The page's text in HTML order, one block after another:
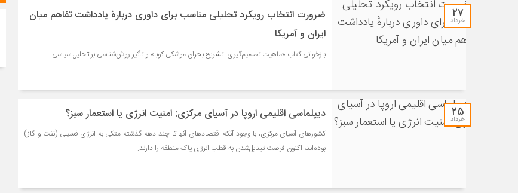
۲۷
خرداد
ضرورت انتخاب رویکرد تحلیلی مناسب برای داوری دربارهٔ یادداشت تفاهم میان
ایران و آمریکا
بازخوانی کتاب «ماهیت تصمیم‌گیری: تشریح بحران موشکی کوبا» و تأثیر روش‌شناسی بر تحلیل سیاسی
۲۵
خرداد دیپلماسی اقلیمی اروپا در آسیای مرکزی: امنیت انرژی یا استعمار سبز؟
کشورهای آسیای مرکزی، با وجود آنکه اقتصادهای آنها تا چند دهه گذشته متکی به انرژی فسیلی (نفت و گاز)
بوده‌اند، اکنون فرصت تبدیل‌شدن به قطب انرژی پاک منطقه را دارند.
فشار حداکثری امریکا